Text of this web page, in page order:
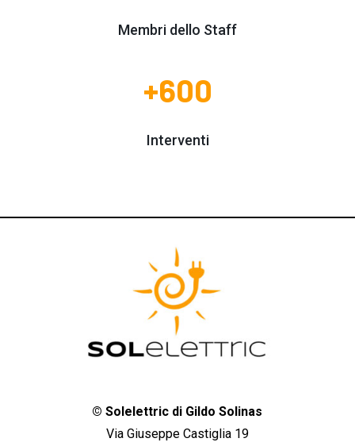
Membri dello Staff
+600
Interventi
©Solelettric di Gildo Solinas
Via Giuseppe Castiglia 19